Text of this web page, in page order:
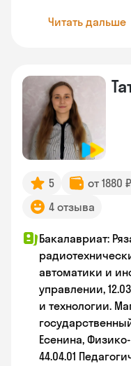
Читать дальше
5 от 1880
4 отзыва
Бакалавриат:
автоматики и
управлении,
и технологии.
Есенина,
44.04.01